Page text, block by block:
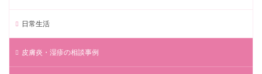
日常生活
皮膚炎・湿疹の相談事例